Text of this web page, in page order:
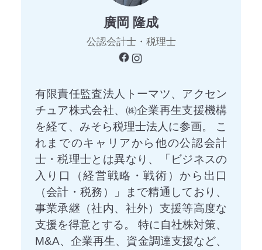
廣岡 隆成
公認会計士・税理士
有限責任監査法人トーマツ、アクセン
チュア株式会社、㈱企業再生支援機構
を経て、みそら税理士法人に参画。 こ
れまでのキャリアから他の公認会計
士・税理士とは異なり、「ビジネスの
入り口（経営戦略・戦術）から出口
（会計・税務）」まで精通しており、
事業承継（社内、社外）支援等高度な
支援を得意とする。 特に自社株対策、
M&A、企業再生、資金調達支援など、